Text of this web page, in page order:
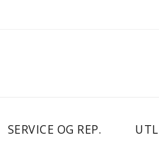
SERVICE OG REP.